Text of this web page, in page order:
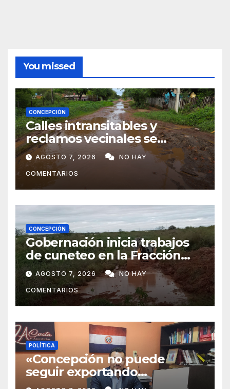
You missed
CONCEPCIÓN
Calles intransitables y
reclamos vecinales se
repiten en barrios de
Concepción
AGOSTO 7, 2026 NO HAY
COMENTARIOS
CONCEPCIÓN
Gobernación inicia trabajos
de cuneteo en la Fracción
José Félix
AGOSTO 7, 2026 NO HAY
COMENTARIOS
POLÍTICA
«Concepción no puede
seguir exportando
juventud»: Lelly Javier Acosta